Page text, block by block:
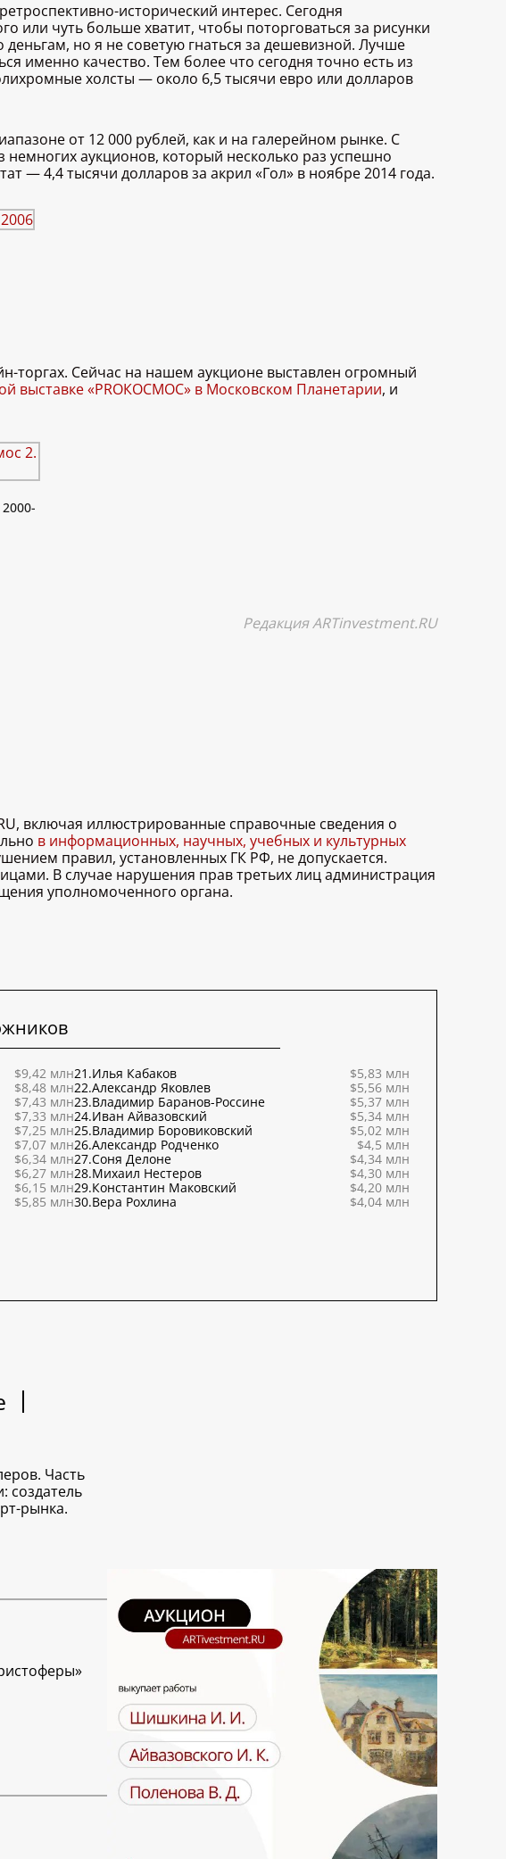
исторический интерес. Сегодня
или чуть больше хватит, чтобы поторговаться за рисунки
но я не советую гнаться за дешевизной. Лучше
именно качество. Тем более что сегодня точно есть из
холсты — около 6,5 тысячи евро или долларов
от 12 000 рублей, как и на галерейном рынке. С
аукционов, который несколько раз успешно
— 4,4 тысячи долларов за акрил «Гол» в ноябре 2014 года.
торгах. Сейчас на нашем аукционе выставлен огромный
выставке «PROКОСМОС» в Московском Планетарии, и
Редакция ARTinvestment.RU
включая иллюстрированные справочные сведения о
в информационных, научных, учебных и культурных
правил, установленных ГК РФ, не допускается.
В случае нарушения прав третьих лиц администрация
уполномоченного органа.
$9,42 млн
$8,48 млн
$7,43 млн
$7,33 млн
$7,25 млн
$7,07 млн
$6,34 млн
$6,27 млн
$6,15 млн
$5,85 млн
21.Илья Кабаков
$5,83 млн
22.Александр Яковлев
$5,56 млн
23.Владимир Баранов-Россине
$5,37 млн
24.Иван Айвазовский
$5,34 млн
25.Владимир Боровиковский
$5,02 млн
26.Александр Родченко
$4,5 млн
27.Соня Делоне
$4,34 млн
28.Михаил Нестеров
$4,30 млн
29.Константин Маковский
$4,20 млн
30.Вера Рохлина $4,04 млн
Часть
создатель
рынка.